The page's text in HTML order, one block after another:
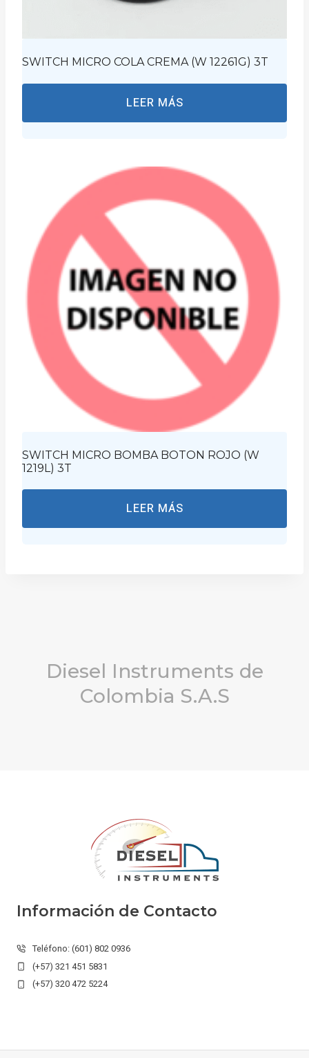
SWITCH MICRO COLA CREMA (W 12261G) 3T
LEER MÁS
SWITCH MICRO BOMBA BOTON ROJO (W
1219L) 3T
LEER MÁS
Diesel Instruments de
Colombia S.A.S
Información de Contacto
Teléfono: (601) 802 0936
(+57) 321 451 5831
(+57) 320 472 5224